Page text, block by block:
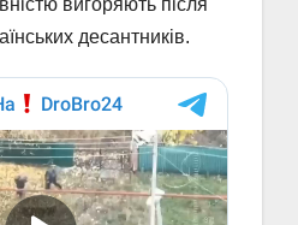
вигоряють після
десантників.